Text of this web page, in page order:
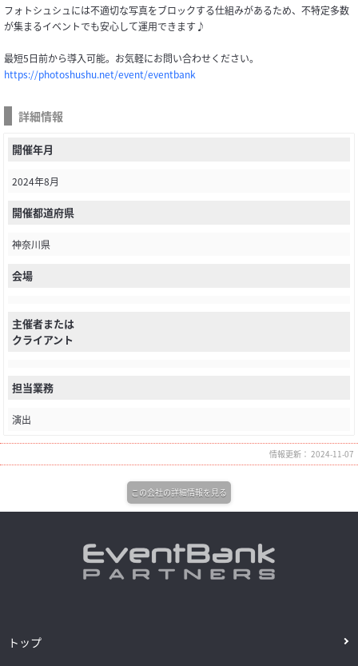
フォトシュシュには不適切な写真をブロックする仕組みがあるため、不特定多数
が集まるイベントでも安心して運用できます♪
最短5日前から導入可能。お気軽にお問い合わせください。
https://photoshushu.net/event/eventbank
詳細情報
開催年月
2024年8月
開催都道府県
神奈川県
会場
主催者または
クライアント
担当業務
演出
情報更新： 2024-11-07
この会社の詳細情報を見る
トップ